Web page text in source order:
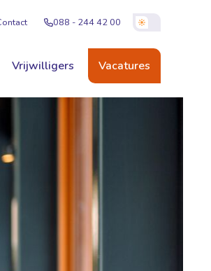
088 - 244 42 00
Vrijwilligers Vacatures